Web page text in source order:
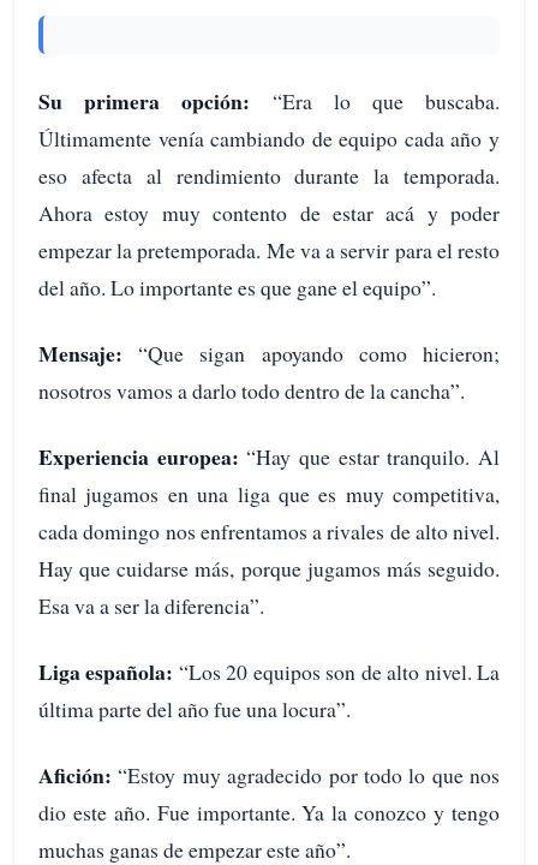
Su primera opción: “Era lo que buscaba.
Últimamente venía cambiando de equipo cada año y
eso afecta al rendimiento durante la temporada.
Ahora estoy muy contento de estar acá y poder
empezar la pretemporada. Me va a servir para el resto
del año. Lo importante es que gane el equipo”.
Mensaje: “Que sigan apoyando como hicieron;
nosotros vamos a darlo todo dentro de la cancha”.
Experiencia europea: “Hay que estar tranquilo. Al
final jugamos en una liga que es muy competitiva,
cada domingo nos enfrentamos a rivales de alto nivel.
Hay que cuidarse más, porque jugamos más seguido.
Esa va a ser la diferencia”.
Liga española: “Los 20 equipos son de alto nivel. La
última parte del año fue una locura”.
Afición: “Estoy muy agradecido por todo lo que nos
dio este año. Fue importante. Ya la conozco y tengo
muchas ganas de empezar este año”.